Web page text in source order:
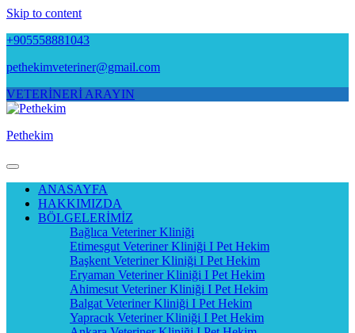
Skip to content
+905558881043
pethekimveteriner@gmail.com
VETERİNERİ ARAYIN
Pethekim
ANASAYFA
HAKKIMIZDA
BÖLGELERİMİZ
Bağlıca Veteriner Kliniği
Etimesgut Veteriner Kliniği I Pet Hekim
Başkent Veteriner Kliniği I Pet Hekim
Eryaman Veteriner Kliniği I Pet Hekim
Ahimesut Veteriner Kliniği I Pet Hekim
Balgat Veteriner Kliniği I Pet Hekim
Yapracık Veteriner Kliniği I Pet Hekim